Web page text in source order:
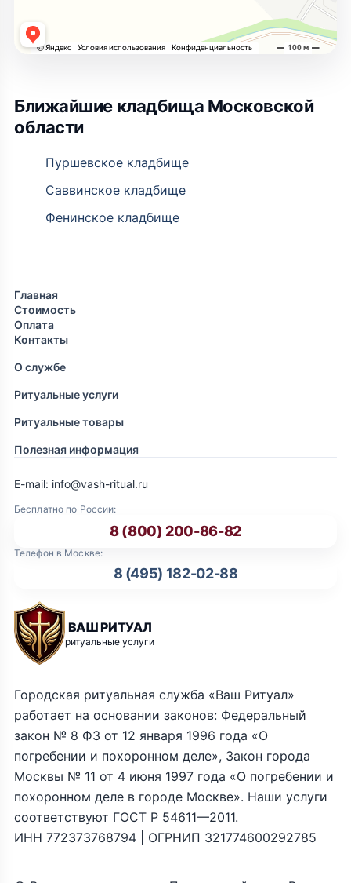
Ближайшие кладбища Московской
области
Пуршевское кладбище
Саввинское кладбище
Фенинское кладбище
Главная
Стоимость
Оплата
Контакты
О службе
Ритуальные услуги
Ритуальные товары
Полезная информация
ВАШ РИТУАЛ
ритуальные услуги
Бесплатно по России:
8 (800) 200-86-82
Телефон в Москве:
8 (495) 182-02-88
E-mail: info@vash-ritual.ru
Городская ритуальная служба «Ваш Ритуал»
работает на основании законов: Федеральный
закон № 8 ФЗ от 12 января 1996 года «О
погребении и похоронном деле», Закон города
Москвы № 11 от 4 июня 1997 года «О погребении и
похоронном деле в городе Москве». Наши услуги
соответствуют ГОСТ Р 54611—2011.
ИНН 772373768794 | ОГРНИП 321774600292785